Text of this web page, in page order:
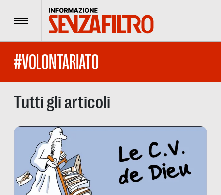
Menu
#VOLONTARIATO
Tutti gli articoli